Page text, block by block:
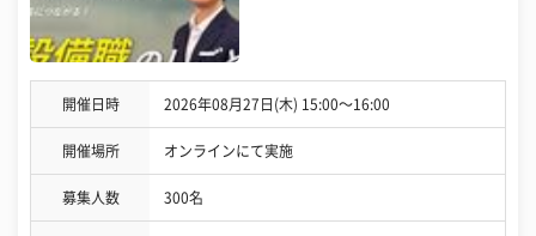
開催日時 2026年08月27日(木) 15:00〜16:00
開催場所 オンラインにて実施
募集人数 300名